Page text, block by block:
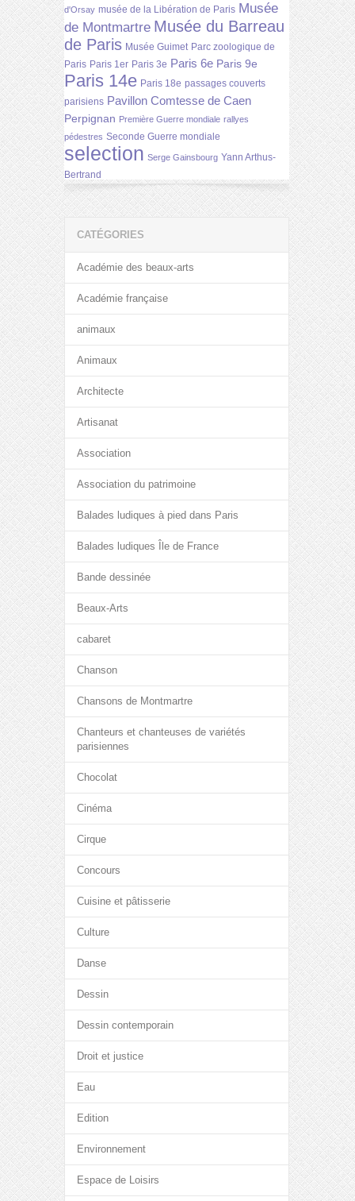
d'Orsay musée de la Libération de Paris Musée
de Montmartre Musée du Barreau
de Paris Musée Guimet Parc zoologique de
Paris Paris 1er Paris 3e Paris 6e Paris 9e
Paris 14e Paris 18e passages couverts
parisiens Pavillon Comtesse de Caen
Perpignan Première Guerre mondiale rallyes
pédestres Seconde Guerre mondiale
selection Serge Gainsbourg Yann Arthus-
Bertrand
CATÉGORIES
Académie des beaux-arts
Académie française
animaux
Animaux
Architecte
Artisanat
Association
Association du patrimoine
Balades ludiques à pied dans Paris
Balades ludiques Île de France
Bande dessinée
Beaux-Arts
cabaret
Chanson
Chansons de Montmartre
Chanteurs et chanteuses de variétés
parisiennes
Chocolat
Cinéma
Cirque
Concours
Cuisine et pâtisserie
Culture
Danse
Dessin
Dessin contemporain
Droit et justice
Eau
Edition
Environnement
Espace de Loisirs